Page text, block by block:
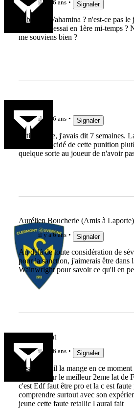
il y a 6 ans Signaler
Sébastien Vahamina ? n'est-ce pas
marqué un essai en 1ère mi-temps ?
me souviens bien ?
il y a 6 ans Signaler
Petite gloire, j'avais dit 7 semaines.
gallois a décidé de cette punition
quelque sorte au joueur de n'avoir
Aurélien Boucherie (Amis à Laporte)
il y a 6 ans Signaler
Au delà de toute considération de
pour la sanction, j'aimerais être dans
Wainwright pour savoir ce qu'il en
neufenavant
il y a 6 ans Signaler
la sanction il la mange en ce
super joueur le meilleur 2eme lat de
c'est Edf faut être pro et la c est
comprendre surtout avec son
jeune cette faute retallic l aurai fait